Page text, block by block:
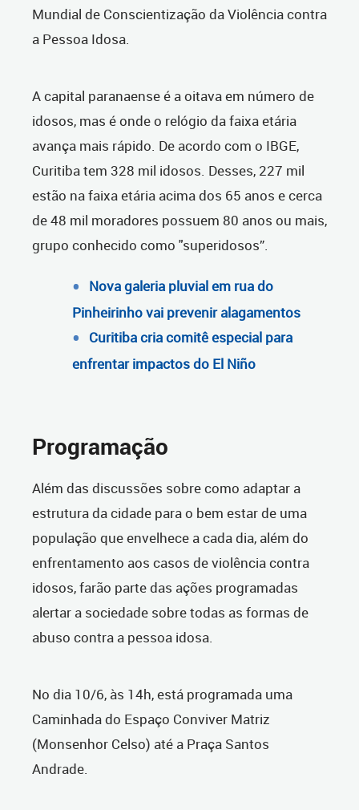
Mundial de Conscientização da Violência contra
a Pessoa Idosa.
A capital paranaense é a oitava em número de
idosos, mas é onde o relógio da faixa etária
avança mais rápido. De acordo com o IBGE,
Curitiba tem 328 mil idosos. Desses, 227 mil
estão na faixa etária acima dos 65 anos e cerca
de 48 mil moradores possuem 80 anos ou mais,
grupo conhecido como "superidosos”.
Nova galeria pluvial em rua do
Pinheirinho vai prevenir alagamentos
Curitiba cria comitê especial para
enfrentar impactos do El Niño
Programação
Além das discussões sobre como adaptar a
estrutura da cidade para o bem estar de uma
população que envelhece a cada dia, além do
enfrentamento aos casos de violência contra
idosos, farão parte das ações programadas
alertar a sociedade sobre todas as formas de
abuso contra a pessoa idosa.
No dia 10/6, às 14h, está programada uma
Caminhada do Espaço Conviver Matriz
(Monsenhor Celso) até a Praça Santos
Andrade.